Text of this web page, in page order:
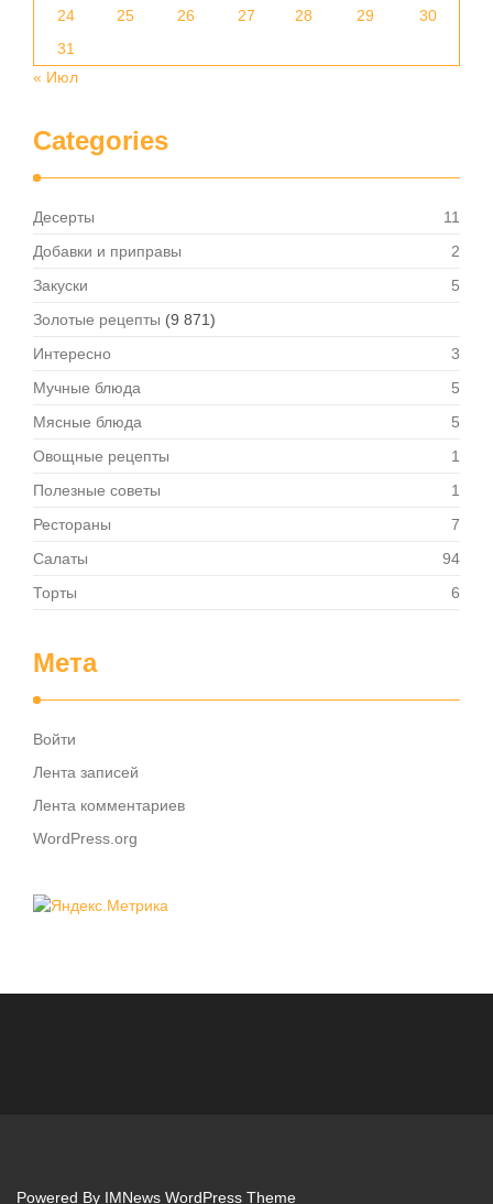
24
25 26 27 28 29
30
31
« Июл
Categories
Десерты
11
Добавки и приправы
2
Закуски
5
Золотые рецепты (9 871)
Интересно
3
Мучные блюда
5
Мясные блюда
5
Овощные рецепты
1
Полезные советы
1
Рестораны
7
Салаты
94
Торты
6
Мета
Войти
Лента записей
Лента комментариев
WordPress.org
Powered By IMNews WordPress Theme